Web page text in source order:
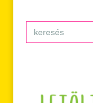
Search
for: